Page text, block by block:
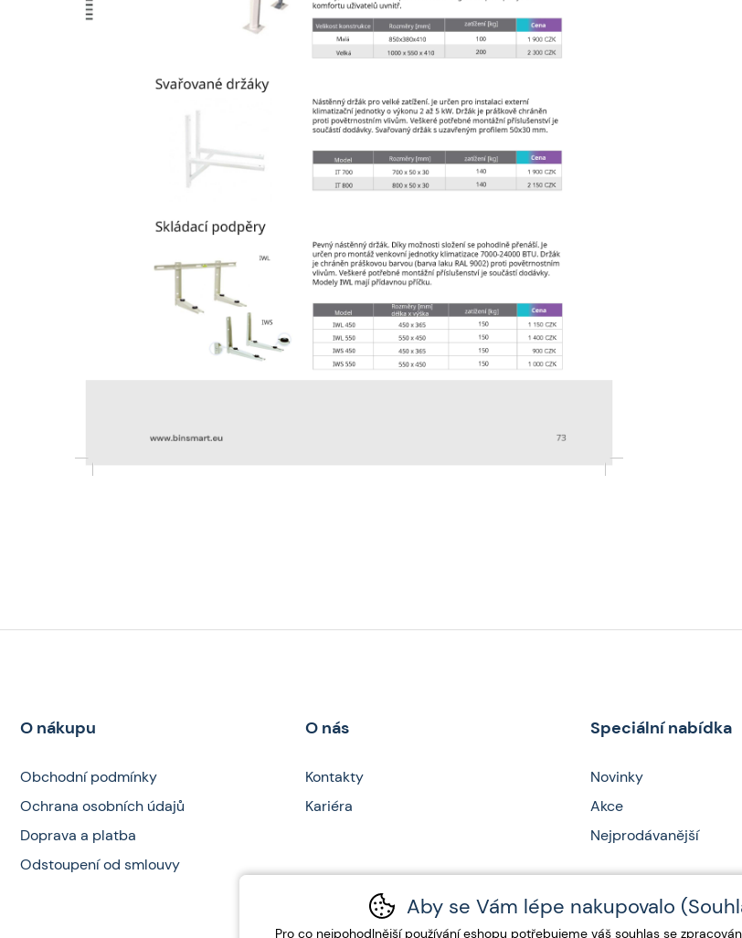
O nákupu
Obchodní podmínky
Ochrana osobních údajů
Doprava a platba
Odstoupení od smlouvy
O nás
Kontakty
Kariéra
Speciální nabídka
Novinky
Akce
Nejprodávanější
Aby se Vám lépe nakupovalo
Pro co nejpohodlnější používání eshopu potřebujeme váš souhlas se